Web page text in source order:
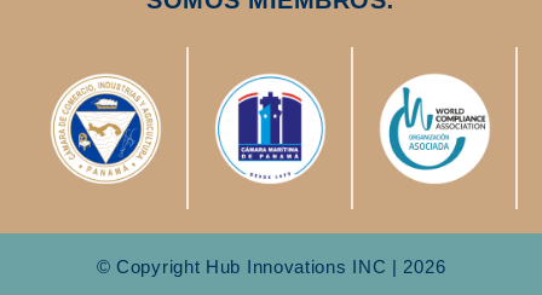
© Copyright Hub Innovations INC | 2026